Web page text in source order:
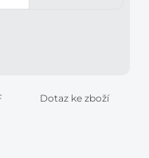
Dotaz ke zboží